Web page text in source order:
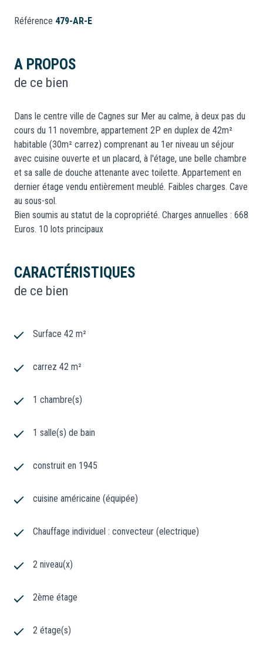
Référence 479-AR-E
A PROPOS
de ce bien
Dans le centre ville de Cagnes sur Mer au calme, à deux pas du
cours du 11 novembre, appartement 2P en duplex de 42m²
habitable (30m² carrez) comprenant au 1er niveau un séjour
avec cuisine ouverte et un placard, à l'étage, une belle chambre
et sa salle de douche attenante avec toilette. Appartement en
dernier étage vendu entièrement meublé. Faibles charges. Cave
au sous-sol.
Bien soumis au statut de la copropriété. Charges annuelles : 668
Euros. 10 lots principaux
CARACTÉRISTIQUES
de ce bien
Surface 42 m²
carrez 42 m²
1 chambre(s)
1 salle(s) de bain
construit en 1945
cuisine américaine (équipée)
Chauffage individuel : convecteur (electrique)
2 niveau(x)
2ème étage
2 étage(s)